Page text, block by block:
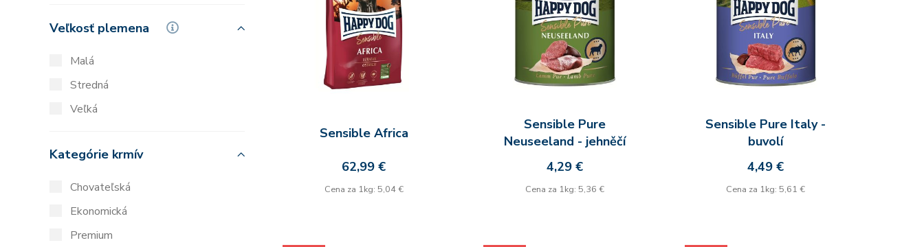
Veľkosť plemena
Malá
Stredná
Veľká
Kategórie krmív
Chovateľská
Ekonomická
Premium
Sensible Africa
62,99 €
Cena za 1kg: 5,04 €
Sensible Pure
Neuseeland - jehněčí
4,29 €
Cena za 1kg: 5,36 €
Sensible Pure Italy -
buvolí
4,49 €
Cena za 1kg: 5,61 €